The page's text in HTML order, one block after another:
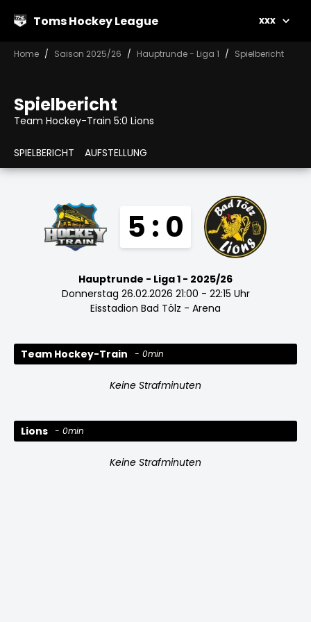
Toms Hockey League xxx
Home Saison 2025/26 Hauptrunde - Liga 1 Spielbericht
Spielbericht
Team Hockey-Train 5:0 Lions
SPIELBERICHT AUFSTELLUNG
5 : 0
Hauptrunde - Liga 1 - 2025/26
Donnerstag 26.02.2026 21:00 - 22:15 Uhr
Eisstadion Bad Tölz - Arena
Team Hockey-Train 0min
Keine Strafminuten
Lions 0min
Keine Strafminuten